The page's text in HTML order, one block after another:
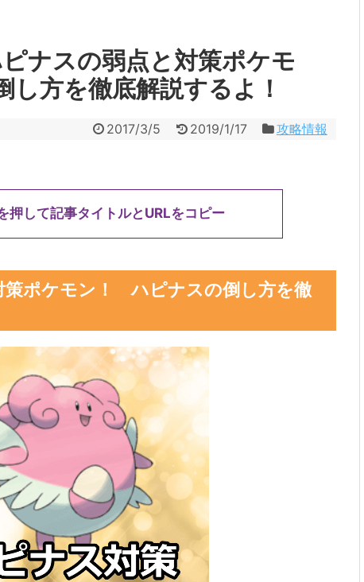
ピナスの弱点と対策ポケモ
方を徹底解説するよ！
2017/3/5 2019/1/17 攻略情報
押して記事タイトルとURLをコピー
策ポケモン！ ハピナスの倒し方を徹